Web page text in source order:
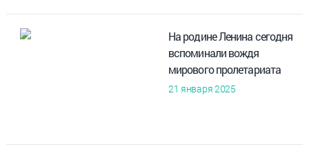
На родине Ленина сегодня
вспоминали вождя
мирового пролетариата
21 января 2025